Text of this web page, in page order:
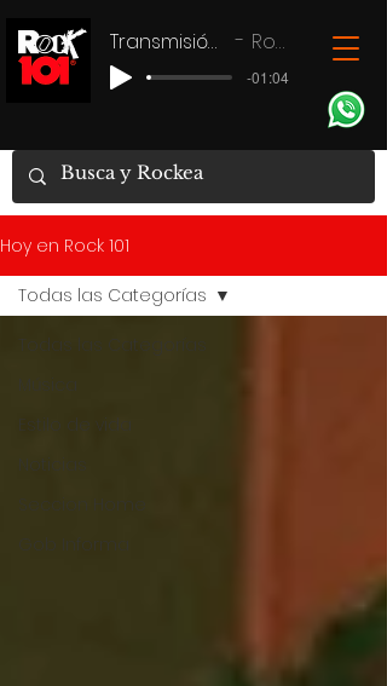
Transmisión en vivo Rock 101
-01:04
Hoy en Rock 101
Todas las Categorías
Música
Estilo de vida
Noticias
Seccion Home
Gob Informa
Todas las Categorías